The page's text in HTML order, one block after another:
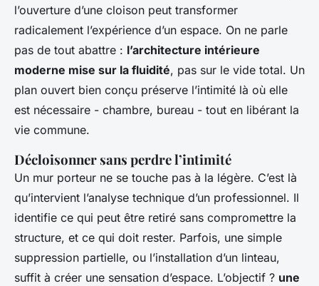
l’ouverture d’une cloison peut transformer
radicalement l’expérience d’un espace. On ne parle
pas de tout abattre : l’architecture intérieure
moderne mise sur la fluidité, pas sur le vide total. Un
plan ouvert bien conçu préserve l’intimité là où elle
est nécessaire - chambre, bureau - tout en libérant la
vie commune.
Décloisonner sans perdre l’intimité
Un mur porteur ne se touche pas à la légère. C’est là
qu’intervient l’analyse technique d’un professionnel. Il
identifie ce qui peut être retiré sans compromettre la
structure, et ce qui doit rester. Parfois, une simple
suppression partielle, ou l’installation d’un linteau,
suffit à créer une sensation d’espace. L’objectif ? une